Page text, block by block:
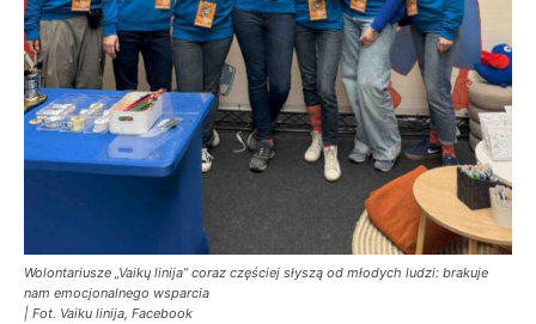
Wolontariusze „Vaikų linija” coraz częściej słyszą od młodych ludzi: brakuje
nam emocjonalnego wsparcia
| Fot. Vaiku linija, Facebook